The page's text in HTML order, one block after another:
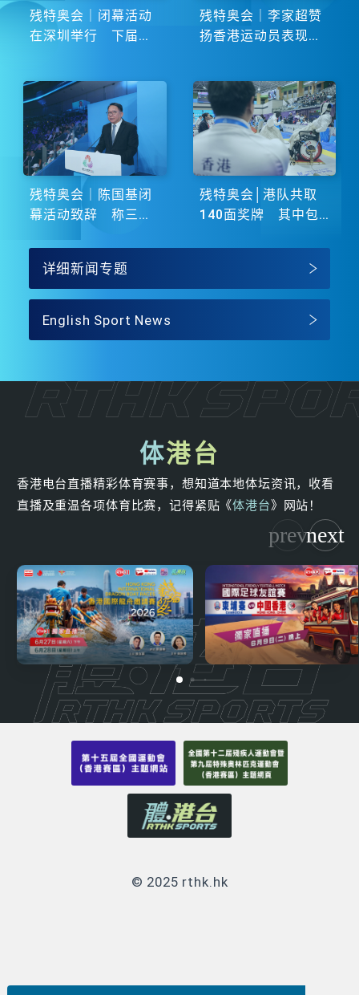
残特奥会｜闭幕活动
在深圳举行 下届由
残特奥会｜李家超赞
扬香港运动员表现卓
残特奥会｜陈国基闭
幕活动致辞 称三地
残特奥会│港队共取
140面奖牌 其中包
详细新闻专题
English Sport News
体港台
香港电台直播精彩体育赛事，想知道本地体坛资讯，收看
直播及重温各项体育比赛，记得紧贴《体港台》网站！
© 2025 rthk.hk